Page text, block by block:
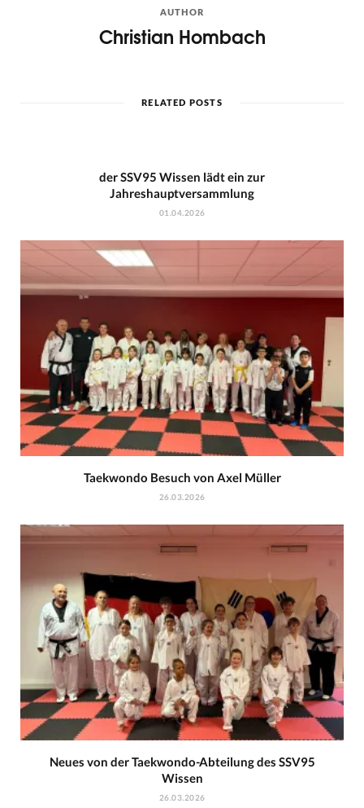
AUTHOR
Christian Hombach
RELATED POSTS
der SSV95 Wissen lädt ein zur
Jahreshauptversammlung
01.04.2026
Taekwondo Besuch von Axel Müller
26.03.2026
Neues von der Taekwondo-Abteilung des SSV95
Wissen
26.03.2026